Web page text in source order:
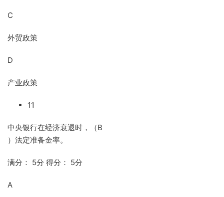
C
外贸政策
D
产业政策
11
中央银行在经济衰退时，（B
）法定准备金率。
满分： 5分 得分： 5分
A